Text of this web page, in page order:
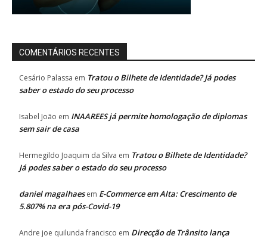
COMENTÁRIOS RECENTES
Cesário Palassa em Tratou o Bilhete de Identidade? Já podes
saber o estado do seu processo
Isabel João em INAAREES já permite homologação de diplomas
sem sair de casa
Hermegildo Joaquim da Silva em Tratou o Bilhete de Identidade?
Já podes saber o estado do seu processo
daniel magalhaesem E-Commerce em Alta: Crescimento de
5.807% na era pós-Covid-19
Andre joe quilunda francisco em Direcção de Trânsito lança